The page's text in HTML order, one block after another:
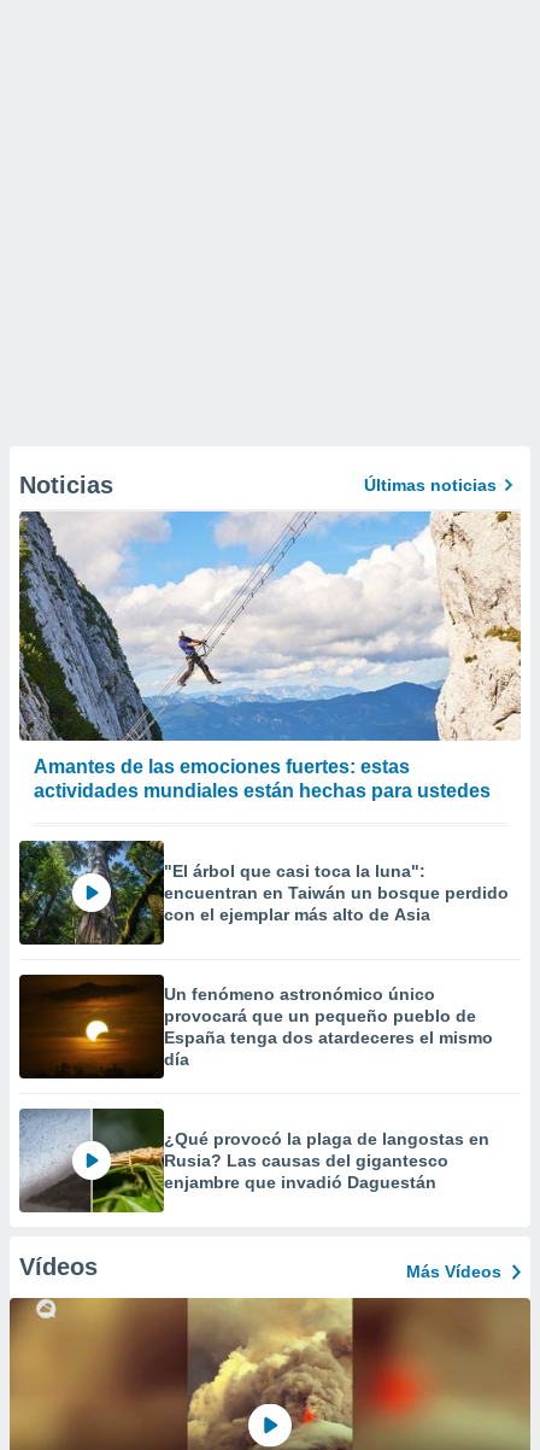
Noticias Últimas noticias
Amantes de las emociones fuertes: estas
actividades mundiales están hechas para ustedes
"El árbol que casi toca la luna":
encuentran en Taiwán un bosque perdido
con el ejemplar más alto de Asia
Un fenómeno astronómico único
provocará que un pequeño pueblo de
España tenga dos atardeceres el mismo
día
¿Qué provocó la plaga de langostas en
Rusia? Las causas del gigantesco
enjambre que invadió Daguestán
Vídeos Más Vídeos